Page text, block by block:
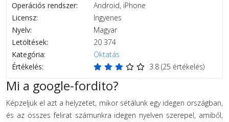
Operációs rendszer:
Android, iPhone
Licensz:
Ingyenes
Nyelv:
Magyar
Letöltések:
20 374
Kategória:
Oktatás
Értékelés:
3.8 (25 értékelés)
Mi a google-fordito?
Képzeljük el azt a helyzetet, mikor sétálunk egy idegen országban,
és az összes felirat számunkra idegen nyelven szerepel, amiből,